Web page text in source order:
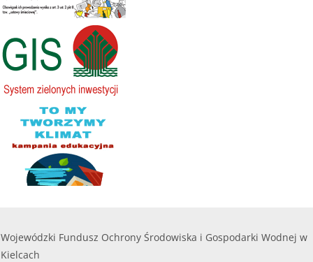
Wojewódzki Fundusz Ochrony Środowiska i Gospodarki Wodnej w
Kielcach